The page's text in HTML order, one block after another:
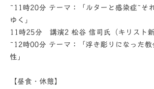
~11時20分 テーマ：「ルターと感染症~そ
ゆく」
11時25分 講演2 松⾕ 信司⽒（キリスト新
~12時00分 テーマ：「浮き彫りになった教
性」
【昼⾷・休憩】